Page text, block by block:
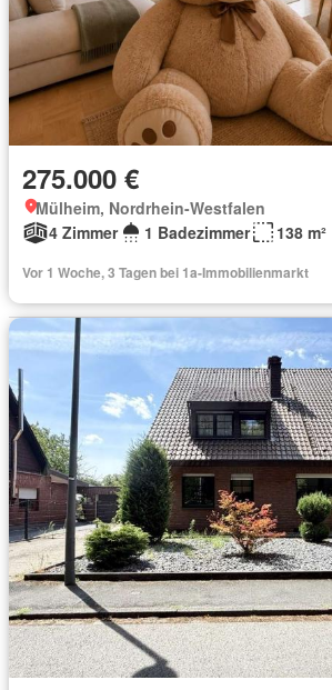
275.000 €
Mülheim, Nordrhein-Westfalen
4 Zimmer
1 Badezimmer 138 m²
Vor 1 Woche, 3 Tagen bei 1a-Immobilienmarkt